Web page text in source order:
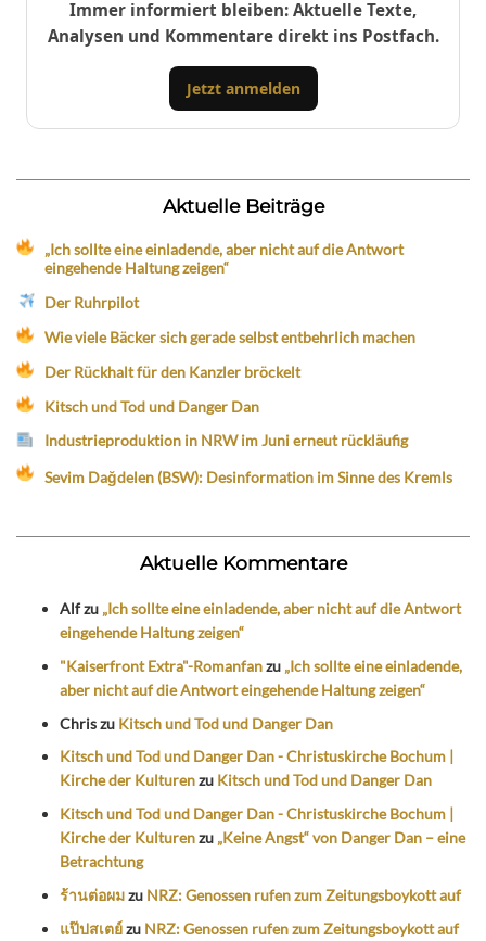
Immer informiert bleiben: Aktuelle Texte,
Analysen und Kommentare direkt ins Postfach.
Jetzt anmelden
Aktuelle Beiträge
„Ich sollte eine einladende, aber nicht auf die Antwort
eingehende Haltung zeigen“
Der Ruhrpilot
Wie viele Bäcker sich gerade selbst entbehrlich machen
Der Rückhalt für den Kanzler bröckelt
Kitsch und Tod und Danger Dan
Industrieproduktion in NRW im Juni erneut rückläufig
Sevim Dağdelen (BSW): Desinformation im Sinne des Kremls
Aktuelle Kommentare
Alfzu „Ich sollte eine einladende, aber nicht auf die Antwort
eingehende Haltung zeigen“
"Kaiserfront Extra"-Romanfanzu „Ich sollte eine einladende,
aber nicht auf die Antwort eingehende Haltung zeigen“
Chriszu Kitsch und Tod und Danger Dan
Kitsch und Tod und Danger Dan - Christuskirche Bochum |
Kirche der Kulturenzu Kitsch und Tod und Danger Dan
Kitsch und Tod und Danger Dan - Christuskirche Bochum |
Kirche der Kulturenzu „Keine Angst“ von Danger Dan – eine
Betrachtung
ร้านต่อผมzu NRZ: Genossen rufen zum Zeitungsboykott auf
แป๊ปสเตย์zu NRZ: Genossen rufen zum Zeitungsboykott auf